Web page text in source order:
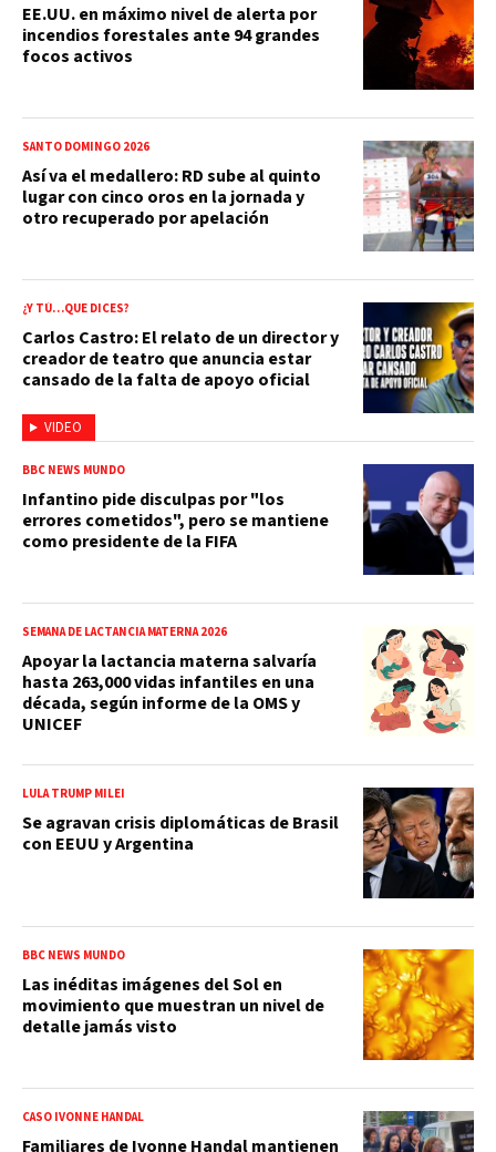
EE.UU. en máximo nivel de alerta por
incendios forestales ante 94 grandes
focos activos
SANTO DOMINGO 2026
Así va el medallero: RD sube al quinto
lugar con cinco oros en la jornada y
otro recuperado por apelación
VIDEO
¿Y TÚ…QUE DICES?
Carlos Castro: El relato de un director y
creador de teatro que anuncia estar
cansado de la falta de apoyo oficial
BBC NEWS MUNDO
Infantino pide disculpas por "los
errores cometidos", pero se mantiene
como presidente de la FIFA
SEMANA DE LACTANCIA MATERNA 2026
Apoyar la lactancia materna salvaría
hasta 263,000 vidas infantiles en una
década, según informe de la OMS y
UNICEF
LULA TRUMP MILEI
Se agravan crisis diplomáticas de Brasil
con EEUU y Argentina
BBC NEWS MUNDO
Las inéditas imágenes del Sol en
movimiento que muestran un nivel de
detalle jamás visto
CASO IVONNE HANDAL
Familiares de Ivonne Handal mantienen